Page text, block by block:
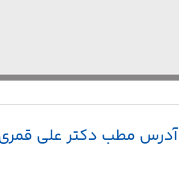
آدرس مطب دکتر علی